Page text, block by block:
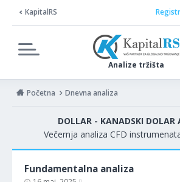
KapitalRS
Analize tržišta
Početna Dnevna analiza
DOLLAR - KANADSKI DOLAR
Večernja analiza CFD
Fundamentalna analiza